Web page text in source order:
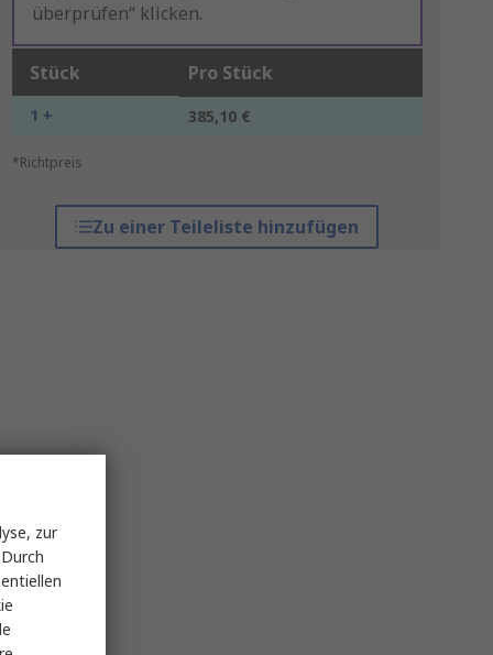
überprüfen“ klicken.
Stück Pro Stück
1 + 385,10 €
*Richtpreis
Zu einer Teileliste hinzufügen
zur